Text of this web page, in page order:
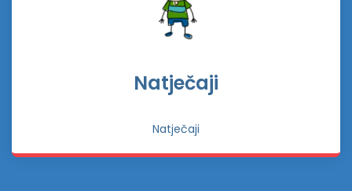
Natječaji
Natječaji